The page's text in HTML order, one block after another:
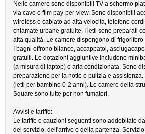
Nelle camere sono disponibili TV a schermo
via cavo e film pay-per-view. Sono disponibili
wireless e cablato ad alta velocità, telefono
chiamate urbane gratuite. I letti sono preparati
alta qualità. Le camere dispongono di frigorifero
I bagni offrono bilance, accappatoi,
gratuiti. Le dotazioni aggiuntive includono
(a misura di laptop) e aria condizionata. Sono
preparazione per la notte e pulizia e
(letti per bambino 0-2 anni). Le camere della
Square sono tutte per non fumatori.
Avvisi e tariffe:
Le tariffe e cauzioni seguenti sono addebitate
del servizio, dell'arrivo o della partenza.